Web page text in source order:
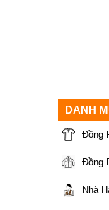
DANH
Đồng
Đồng
Nhà